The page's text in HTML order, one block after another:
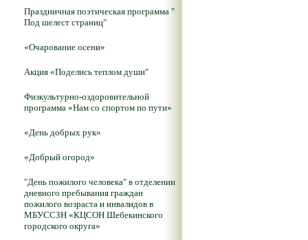
Праздничная поэтическая программа "
Под шелест страниц"
«Очарование осени»
Акция «Поделись теплом души"
Физкультурно-оздоровительной
программа «Нам со спортом по пути»
«День добрых рук»
«Добрый огород»
"День пожилого человека" в отделении
дневного пребывания граждан
пожилого возраста и инвалидов в
МБУССЗН «КЦСОН Шебекинского
городского округа»